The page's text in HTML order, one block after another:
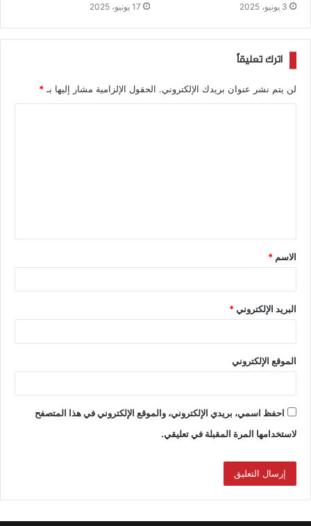
3 يونيو، 2025 17 يونيو، 2025
اترك تعليقاً
لن يتم نشر عنوان بريدك الإلكتروني. الحقول الإلزامية مشار إليها بـ *
الاسم *
البريد الإلكتروني*
الموقع الإلكتروني
احفظ اسمي، بريدي الإلكتروني، والموقع الإلكتروني في هذا المتصفح
لاستخدامها المرة المقبلة في تعليقي.